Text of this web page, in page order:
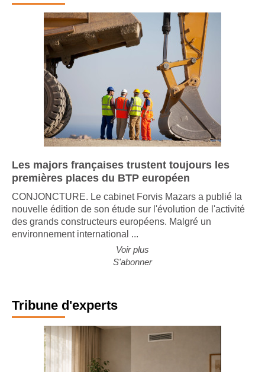
Les majors françaises trustent toujours les
premières places du BTP européen
CONJONCTURE. Le cabinet Forvis Mazars a publié la
nouvelle édition de son étude sur l'évolution de l'activité
des grands constructeurs européens. Malgré un
Voir plus
Tribune d'experts